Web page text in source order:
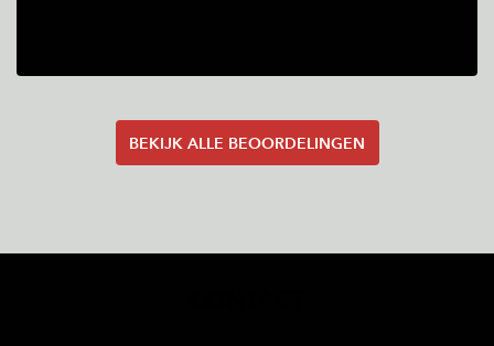
BEKIJK ALLE BEOORDELINGEN